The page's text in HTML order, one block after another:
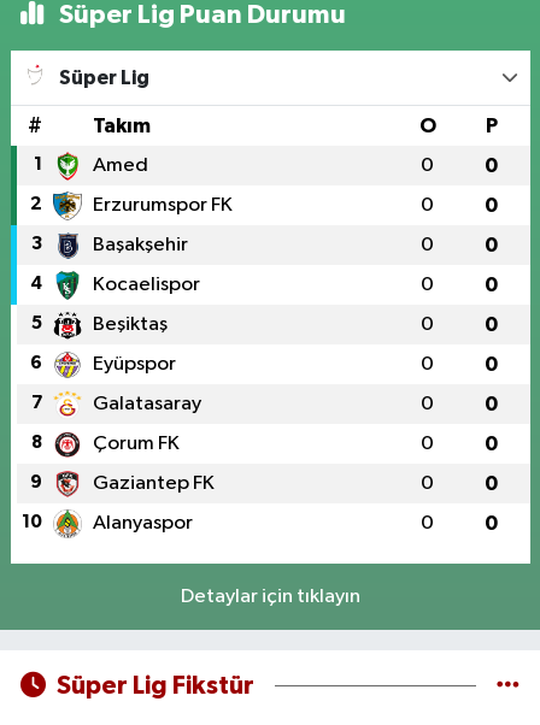
Süper Lig Puan Durumu
Süper Lig
# Takım O P
1 Amed 0 0
2 Erzurumspor FK 0 0
3 Başakşehir 0 0
4 Kocaelispor 0 0
5 Beşiktaş 0 0
6 Eyüpspor 0 0
7 Galatasaray 0 0
8 Çorum FK 0 0
9 Gaziantep FK 0 0
10 Alanyaspor 0 0
Detaylar için tıklayın
Süper Lig Fikstür